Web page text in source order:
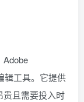
Adobe
辑工具。它提供
贵且需要投入时